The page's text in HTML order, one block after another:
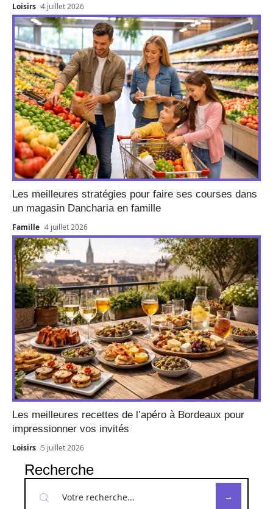
Loisirs 4 juillet 2026
Les meilleures stratégies pour faire ses courses dans
un magasin Dancharia en famille
Famille 4 juillet 2026
Les meilleures recettes de l’apéro à Bordeaux pour
impressionner vos invités
Loisirs 5 juillet 2026
Recherche